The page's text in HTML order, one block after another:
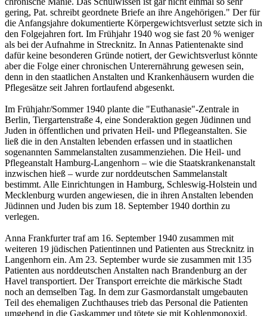
gering, Pat. schreibt geordnete Briefe an ihre Angehörigen." Der für
die Anfangsjahre dokumentierte Körpergewichtsverlust setzte sich in
den Folgejahren fort. Im Frühjahr 1940 wog sie fast 20 % weniger
als bei der Aufnahme in Strecknitz. In Annas Patientenakte sind
dafür keine besonderen Gründe notiert, der Gewichtsverlust könnte
aber die Folge einer chronischen Unterernährung gewesen sein,
denn in den staatlichen Anstalten und Krankenhäusern wurden die
Pflegesätze seit Jahren fortlaufend abgesenkt.
Im Frühjahr/Sommer 1940 plante die "Euthanasie"-Zentrale in
Berlin, Tiergartenstraße 4, eine Sonderaktion gegen Jüdinnen und
Juden in öffentlichen und privaten Heil- und Pflegeanstalten. Sie
ließ die in den Anstalten lebenden erfassen und in staatlichen
sogenannten Sammelanstalten zusammenziehen. Die Heil- und
Pflegeanstalt Hamburg-Langenhorn – wie die Staatskrankenanstalt
inzwischen hieß – wurde zur norddeutschen Sammelanstalt
bestimmt. Alle Einrichtungen in Hamburg, Schleswig-Holstein und
Mecklenburg wurden angewiesen, die in ihren Anstalten lebenden
Jüdinnen und Juden bis zum 18. September 1940 dorthin zu
verlegen.
Anna Frankfurter traf am 16. September 1940 zusammen mit
weiteren 19 jüdischen Patientinnen und Patienten aus Strecknitz in
Langenhorn ein. Am 23. September wurde sie zusammen mit 135
Patienten aus norddeutschen Anstalten nach Brandenburg an der
Havel transportiert. Der Transport erreichte die märkische Stadt
noch an demselben Tag. In dem zur Gasmordanstalt umgebauten
Teil des ehemaligen Zuchthauses trieb das Personal die Patienten
umgehend in die Gaskammer und tötete sie mit Kohlenmonoxid.